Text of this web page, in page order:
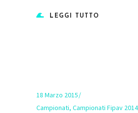
LEGGI TUTTO
18 Marzo 2015
Campionati, Campionati Fipav